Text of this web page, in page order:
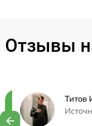
Отзывы
Титов
Нужна